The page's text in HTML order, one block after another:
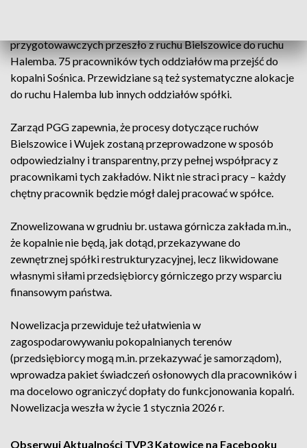
przygotowawczych przeszło z ruchu Bielszowice do ruchu
Halemba. 75 pracowników tych oddziałów ma przejść do
kopalni Sośnica. Przewidziane są też systematyczne alokacje
do ruchu Halemba lub innych oddziałów spółki.
Zarząd PGG zapewnia, że procesy dotyczące ruchów
Bielszowice i Wujek zostaną przeprowadzone w sposób
odpowiedzialny i transparentny, przy pełnej współpracy z
pracownikami tych zakładów. Nikt nie straci pracy – każdy
chętny pracownik będzie mógł dalej pracować w spółce.
Znowelizowana w grudniu br. ustawa górnicza zakłada m.in.,
że kopalnie nie będą, jak dotąd, przekazywane do
zewnętrznej spółki restrukturyzacyjnej, lecz likwidowane
własnymi siłami przedsiębiorcy górniczego przy wsparciu
finansowym państwa.
Nowelizacja przewiduje też ułatwienia w
zagospodarowywaniu pokopalnianych terenów
(przedsiębiorcy mogą m.in. przekazywać je samorządom),
wprowadza pakiet świadczeń osłonowych dla pracowników i
ma docelowo ograniczyć dopłaty do funkcjonowania kopalń.
Nowelizacja weszła w życie 1 stycznia 2026 r.
Obserwuj Aktualności TVP3 Katowice na Facebooku